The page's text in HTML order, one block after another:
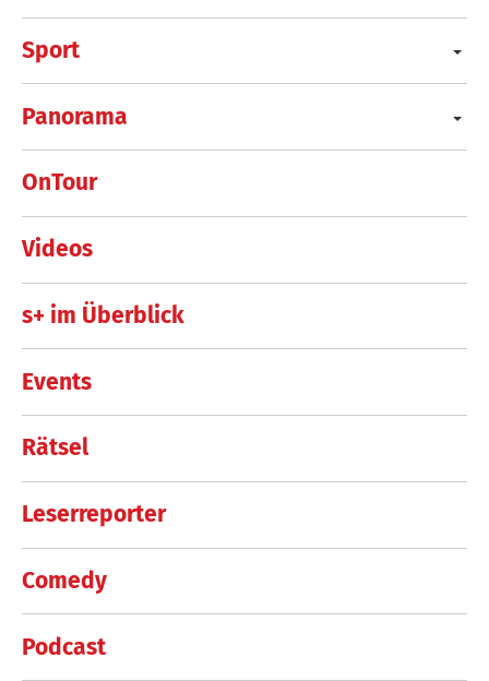
Sport
Panorama
OnTour
Videos
s+ im Überblick
Events
Rätsel
Leserreporter
Comedy
Podcast